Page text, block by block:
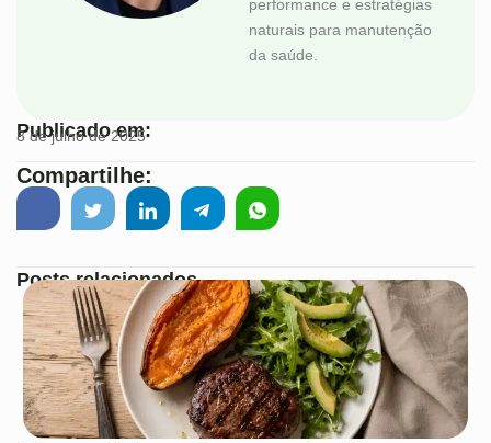
performance e estratégias
naturais para manutenção
da saúde.
Publicado em:
8 de julho de 2025
Compartilhe:
Posts relacionados